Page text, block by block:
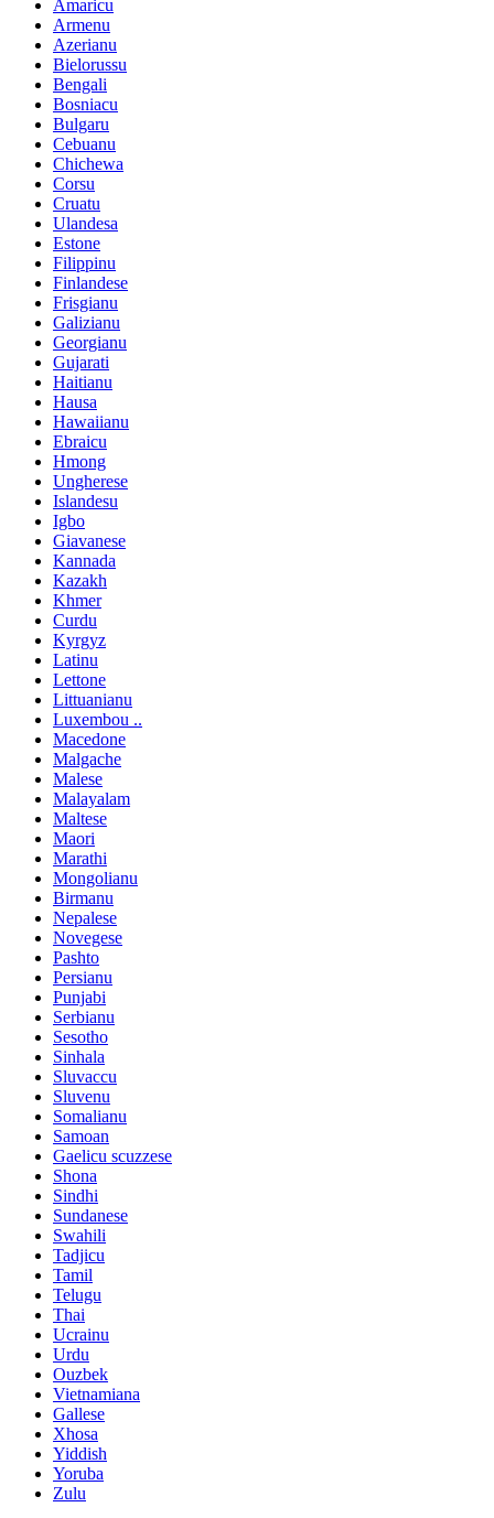
Amaricu
Armenu
Azerianu
Bielorussu
Bengali
Bosniacu
Bulgaru
Cebuanu
Chichewa
Corsu
Cruatu
Ulandesa
Estone
Filippinu
Finlandese
Frisgianu
Galizianu
Georgianu
Gujarati
Haitianu
Hausa
Hawaiianu
Ebraicu
Hmong
Ungherese
Islandesu
Igbo
Giavanese
Kannada
Kazakh
Khmer
Curdu
Kyrgyz
Latinu
Lettone
Littuanianu
Luxembou ..
Macedone
Malgache
Malese
Malayalam
Maltese
Maori
Marathi
Mongolianu
Birmanu
Nepalese
Novegese
Pashto
Persianu
Punjabi
Serbianu
Sesotho
Sinhala
Sluvaccu
Sluvenu
Somalianu
Samoan
Gaelicu scuzzese
Shona
Sindhi
Sundanese
Swahili
Tadjicu
Tamil
Telugu
Thai
Ucrainu
Urdu
Ouzbek
Vietnamiana
Gallese
Xhosa
Yiddish
Yoruba
Zulu